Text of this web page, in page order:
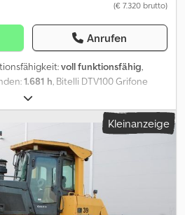
(€ 7.320 brutto)
Anrufen
voll funktionsfähig,
1.681 h, Bitelli DTV100 Grifone
10.000 kg Csdpfx Afjzr E Afo Rsrf
Doppelantrieb Hydrostatische
Arbeitsbreite: 1.680 mm
Allgemeinzustand WIR BEWERTEN
ALLER MARKEN, MAN,
SCANIA, MIT AUSSTATTUNG
ODER
VON CATERPILLAR, FIAT HITACHI,
Kleinanzeige